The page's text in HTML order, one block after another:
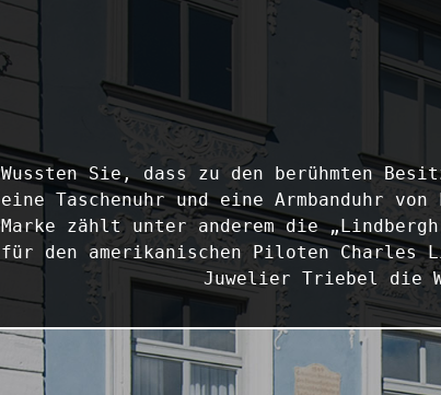
Wussten Sie, dass zu den berühmten
eine Taschenuhr und eine Armbanduhr
Marke zählt unter anderem die
für den amerikanischen Piloten Charles
Juwelier Triebel die